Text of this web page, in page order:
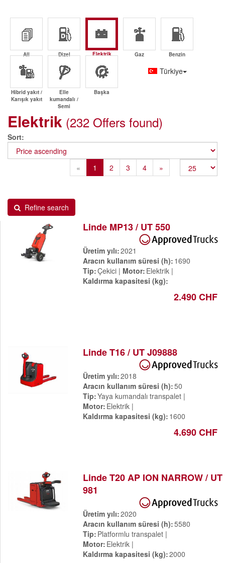
All Dizel Elektrik Gaz Benzin
Hibrid yakıt /
Karışık yakıt
Elle
kumandalı /
Semi
Başka
Türkiye
Elektrik (232 Offers found)
Sort
« Previous
1 2 3 4 »
Refine search
Linde MP13 / UT 550
Üretim yılı 2021
Aracın kullanım süresi (h) 1690
Tip Çekici Motor Elektrik
Kaldırma kapasitesi (kg)
2.490 CHF
Linde T16 / UT J09888
Üretim yılı 2018
Aracın kullanım süresi (h) 50
Tip Yaya kumandalı transpalet
Motor Elektrik
Kaldırma kapasitesi (kg) 1600
4.690 CHF
Linde T20 AP ION NARROW / UT
981
Üretim yılı 2020
Aracın kullanım süresi (h) 5580
Tip Platformlu transpalet
Motor Elektrik
Kaldırma kapasitesi (kg) 2000